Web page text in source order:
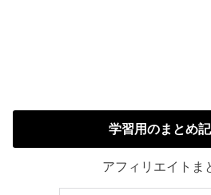
学習用のまとめ
アフィリエイトま